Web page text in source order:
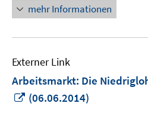
mehr Informationen
Externer Link
Arbeitsmarkt: Die
In
(06.06.2014)